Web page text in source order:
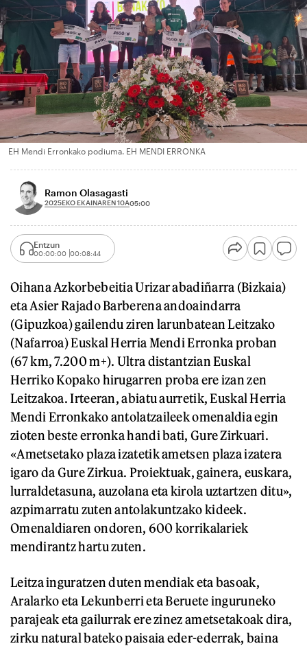
EH Mendi Erronkako podiuma. EH MENDI ERRONKA
Ramon Olasagasti
2025EKO EKAINAREN 10A05:00
Entzun
00:00:00 00:08:44
Oihana Azkorbebeitia Urizar abadiñarra (Bizkaia)
eta Asier Rajado Barberena andoaindarra
(Gipuzkoa) gailendu ziren larunbatean Leitzako
(Nafarroa) Euskal Herria Mendi Erronka proban
(67 km, 7.200 m+). Ultra distantzian Euskal
Herriko Kopako hirugarren proba ere izan zen
Leitzakoa. Irteeran, abiatu aurretik, Euskal Herria
Mendi Erronkako antolatzaileek omenaldia egin
zioten beste erronka handi bati, Gure Zirkuari.
«Ametsetako plaza izatetik ametsen plaza izatera
igaro da Gure Zirkua. Proiektuak, gainera, euskara,
lurraldetasuna, auzolana eta kirola uztartzen ditu»,
azpimarratu zuten antolakuntzako kideek.
Omenaldiaren ondoren, 600 korrikalariek
mendirantz hartu zuten.
Leitza inguratzen duten mendiak eta basoak,
Aralarko eta Lekunberri eta Beruete inguruneko
parajeak eta gailurrak ere zinez ametsetakoak dira,
zirku natural bateko paisaia eder-ederrak, baina